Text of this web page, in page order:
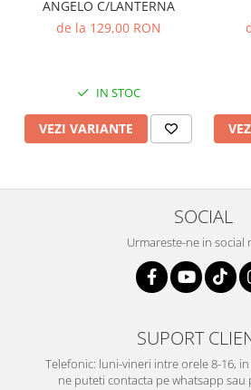
ANGELO C/LANTERNA
de la 129,00 RON
IN STOC
VEZI VARIANTE
SOCIAL
Urmareste-ne in social
SUPORT
Telefonic: luni-vineri intre orele 8-16,
ne puteti contacta pe whatsapp sau